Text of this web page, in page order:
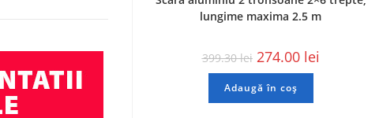
lungime maxima 2.5 m
399.30lei 274.00 lei
Adaugă în coș